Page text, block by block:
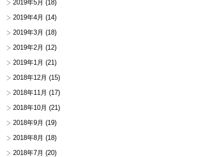
2019年5月 (18)
2019年4月 (14)
2019年3月 (18)
2019年2月 (12)
2019年1月 (21)
2018年12月 (15)
2018年11月 (17)
2018年10月 (21)
2018年9月 (19)
2018年8月 (18)
2018年7月 (20)